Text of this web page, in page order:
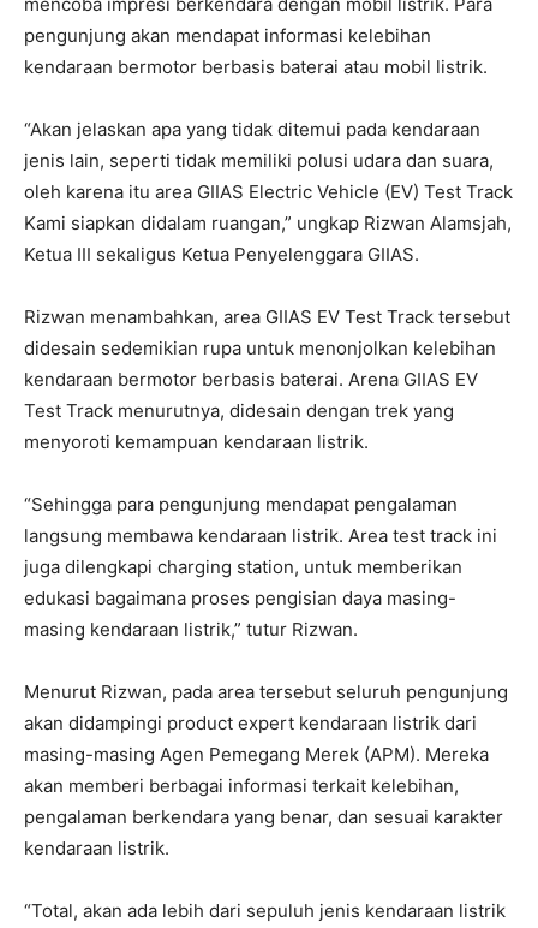
pengunjung akan mendapat informasi kelebihan
kendaraan bermotor berbasis baterai atau mobil listrik.
“Akan jelaskan apa yang tidak ditemui pada kendaraan
jenis lain, seperti tidak memiliki polusi udara dan suara,
oleh karena itu area GIIAS Electric Vehicle (EV) Test Track
Kami siapkan didalam ruangan,” ungkap Rizwan Alamsjah,
Ketua III sekaligus Ketua Penyelenggara GIIAS.
Rizwan menambahkan, area GIIAS EV Test Track tersebut
didesain sedemikian rupa untuk menonjolkan kelebihan
kendaraan bermotor berbasis baterai. Arena GIIAS EV
Test Track menurutnya, didesain dengan trek yang
menyoroti kemampuan kendaraan listrik.
“Sehingga para pengunjung mendapat pengalaman
langsung membawa kendaraan listrik. Area test track ini
juga dilengkapi charging station, untuk memberikan
edukasi bagaimana proses pengisian daya masing-
masing kendaraan listrik,” tutur Rizwan.
Menurut Rizwan, pada area tersebut seluruh pengunjung
akan didampingi product expert kendaraan listrik dari
masing-masing Agen Pemegang Merek (APM). Mereka
akan memberi berbagai informasi terkait kelebihan,
pengalaman berkendara yang benar, dan sesuai karakter
kendaraan listrik.
“Total, akan ada lebih dari sepuluh jenis kendaraan listrik